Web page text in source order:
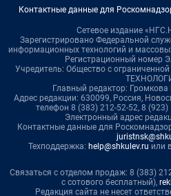
Контактные данные для
Сетевое издание
Зарегистрировано Федеральной
информационных технологий и
Регистрационный номер
Учредитель: Общество с
Главный редактор:
Адрес редакции: 630099, Россия,
телефон 8 (383) 212-52-52, 8 (923)
Электронный адрес
Контактные данные для
Техподдержка: help@shkulev.ru или
Связаться с отделом продаж: 8 (383)
с сотового бесплатный),
Редакция сайта не несет